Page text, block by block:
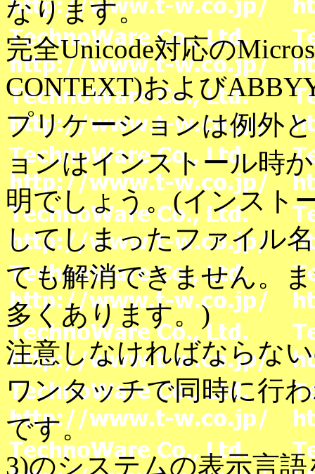
なります。
完全Unicode対応の
CONTEXT)および
プリケーションは例外
ョンはインストール時
明でしょう。(インスト
してしまったファイル
ても解消できません。
多くあります。)
注意しなければならな
ワンタッチで同時に行
です。
3)のシステムの表示言